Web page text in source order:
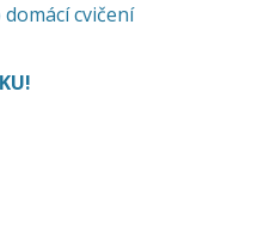
cvičení